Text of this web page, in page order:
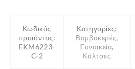
Κωδικός
προϊόντος:
EKM6223-
C-2
Κατηγορίες:
Βαμβακερές,
Γυναικεία,
Κάλτσες